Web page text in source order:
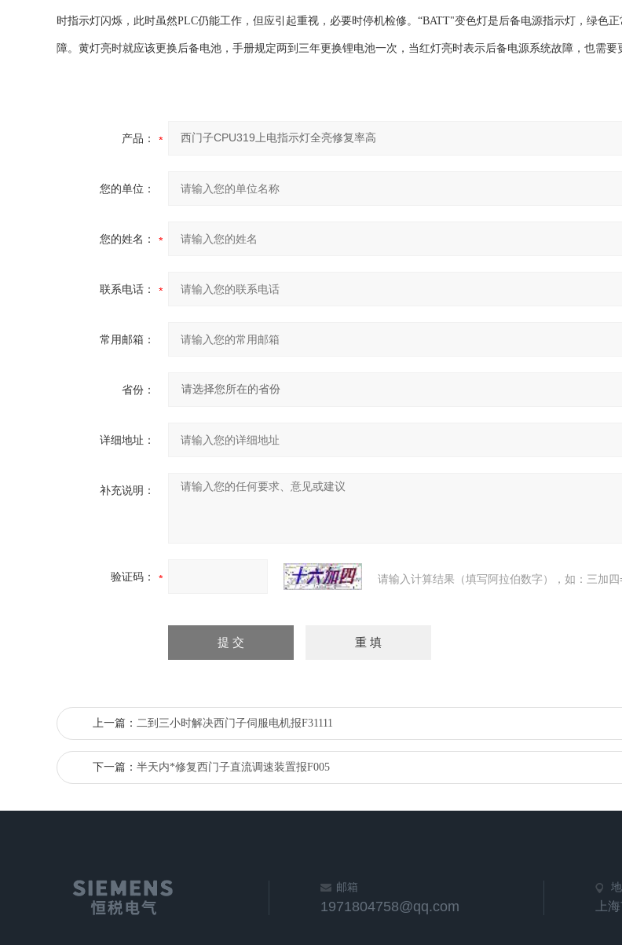
时指示灯闪烁，此时虽然PLC仍能工作，但应引起重视，必要时停机检修。“BATT"变色灯是后备电源指示灯，绿色
障。黄灯亮时就应该更换后备电池，手册规定两到三年更换锂电池一次，当红灯亮时表示后备电源系统故障，也需要
产品：
您的单位：
您的姓名：
联系电话：
常用邮箱：
省份：
详细地址：
补充说明：
验证码： 请输入计算结果（填写阿拉伯数字），如：三加四
上一篇： 二到三小时解决西门子伺服电机报F31111
下一篇： 半天内*修复西门子直流调速装置报F005
邮箱
1971804758@qq.com 上